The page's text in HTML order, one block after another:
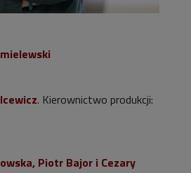
. Kierownictwo produkcji:
Piotr Bajor i Cezary